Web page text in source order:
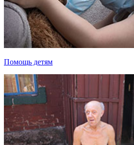
Помощь детям